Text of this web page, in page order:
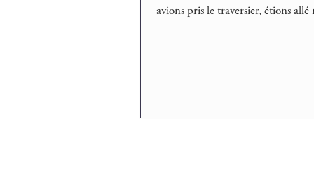
avions pris le traversier, étions